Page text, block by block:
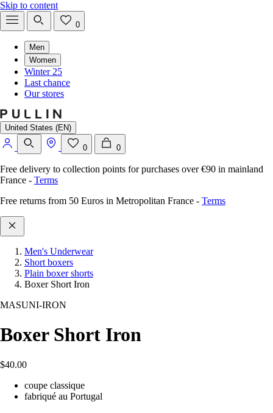
Skip to content
0
Men
Women
Winter 25
Last chance
Our stores
United States (EN)
0 0
Free delivery to collection points for purchases over €90 in mainland
France - Terms
Free returns from 50 Euros in Metropolitan France - Terms
Men's Underwear
Short boxers
Plain boxer shorts
Boxer Short Iron
MASUNI-IRON
Boxer Short Iron
$40.00
coupe classique
fabriqué au Portugal